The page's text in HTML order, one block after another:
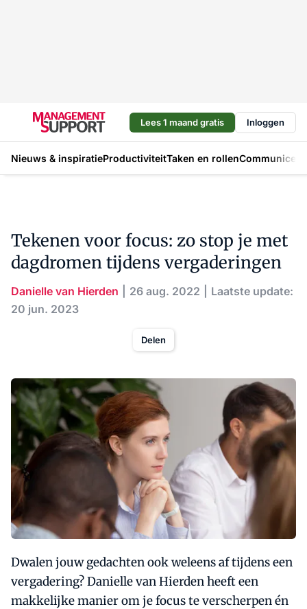
Lees 1 maand gratis Inloggen
Nieuws & inspiratieProductiviteitTaken en rollen
Tekenen voor focus: zo stop je met
dagdromen tijdens vergaderingen
Danielle van Hierden 26 aug. 2022
Laatste update:
20 jun. 2023
Delen
Dwalen jouw gedachten ook weleens af tijdens een
vergadering? Danielle van Hierden heeft een
makkelijke manier om je focus te verscherpen én